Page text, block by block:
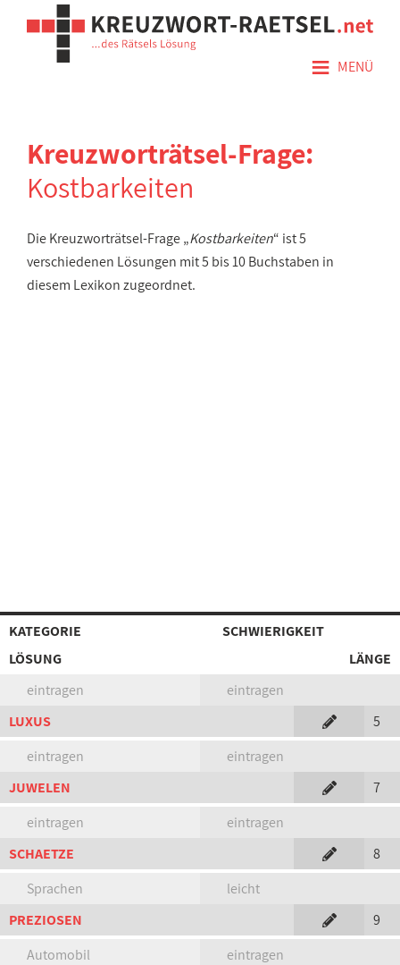
≡ MENÜ
Kreuzworträtsel-Frage:
Kostbarkeiten
Die Kreuzworträtsel-Frage „Kostbarkeiten“ ist 5
verschiedenen Lösungen mit 5 bis 10 Buchstaben in
diesem Lexikon zugeordnet.
KATEGORIE
SCHWIERIGKEIT
LÖSUNG
LÄNGE
eintragen
eintragen
LUXUS
5
eintragen
eintragen
JUWELEN
7
eintragen
eintragen
SCHAETZE
8
Sprachen
leicht
PREZIOSEN
9
Automobil
eintragen